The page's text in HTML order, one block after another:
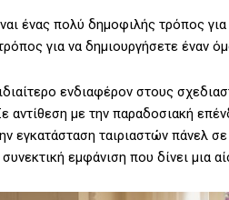
ένας πολύ δημοφιλής τρόπος
για να δημιουργήσετε έναν
ενδιαφέρον στους
αντίθεση με την παραδοσιακή
εγκατάσταση ταιριαστών πάνελ
εμφάνιση που δίνει μια